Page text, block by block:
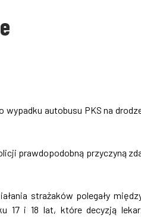
wypadku autobusu PKS na
prawdopodobną przyczyną
strażaków polegały
17 i 18 lat, które decyzją